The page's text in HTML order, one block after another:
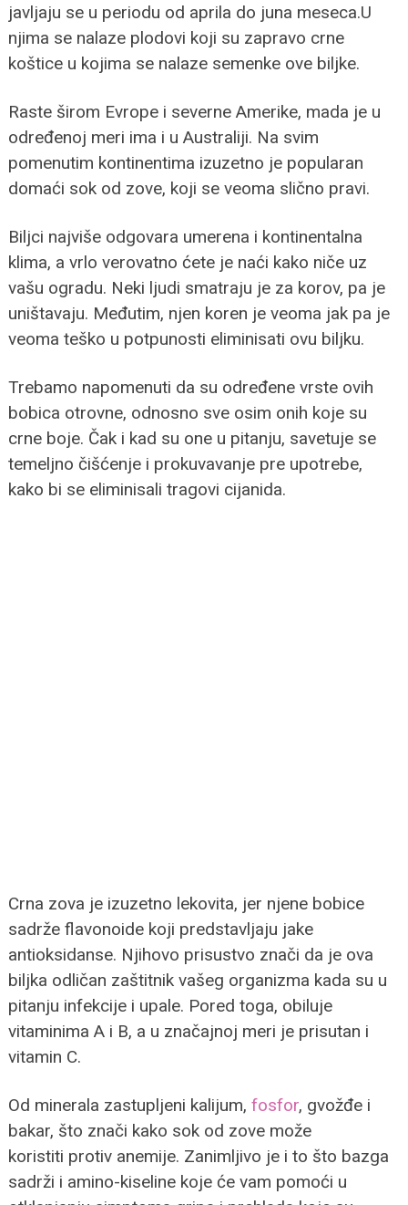
javljaju se u periodu od aprila do juna meseca.U
njima se nalaze plodovi koji su zapravo crne
koštice u kojima se nalaze semenke ove biljke.
Raste širom Evrope i severne Amerike, mada je u
određenoj meri ima i u Australiji. Na svim
pomenutim kontinentima izuzetno je popularan
domaći sok od zove, koji se veoma slično pravi.
Biljci najviše odgovara umerena i kontinentalna
klima, a vrlo verovatno ćete je naći kako niče uz
vašu ogradu. Neki ljudi smatraju je za korov, pa je
uništavaju. Međutim, njen koren je veoma jak pa je
veoma teško u potpunosti eliminisati ovu biljku.
Trebamo napomenuti da su određene vrste ovih
bobica otrovne, odnosno sve osim onih koje su
crne boje. Čak i kad su one u pitanju, savetuje se
temeljno čišćenje i prokuvavanje pre upotrebe,
kako bi se eliminisali tragovi cijanida.
Crna zova je izuzetno lekovita, jer njene bobice
sadrže flavonoide koji predstavljaju jake
antioksidanse. Njihovo prisustvo znači da je ova
biljka odličan zaštitnik vašeg organizma kada su u
pitanju infekcije i upale. Pored toga, obiluje
vitaminima A i B, a u značajnoj meri je prisutan i
vitamin C.
Od minerala zastupljeni kalijum, fosfor, gvožđe i
bakar, što znači kako sok od zove može
koristiti protiv anemije. Zanimljivo je i to što bazga
sadrži i amino-kiseline koje će vam pomoći u